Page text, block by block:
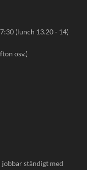
(lunch 13.20 - 14)
osv.)
ständigt med